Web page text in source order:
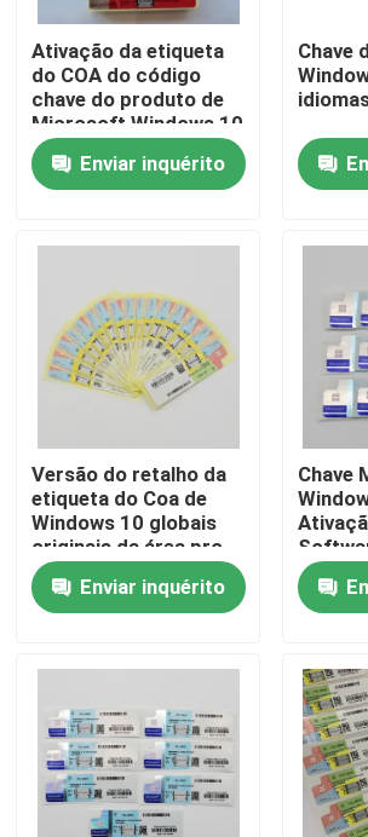
Casa
vídeos
Sobre nós
Controle da qualidade
Contacte-nos
Notícia
Casos
Chave da licença do software
Ativação da etiqueta
do COA do código
chave do produto de
Microsoft Windows 10
em linha globalmente
Enviar inquérito
Chave
Versão do retalho da
etiqueta do Coa de
Windows 10 globais
originais da área pro
para o PC/tabuleta
Enviar inquérito
Chave
Adesivo